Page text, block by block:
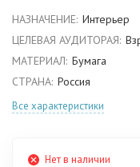
НАЗНАЧЕНИЕ: Интерьер
ЦЕЛЕВАЯ АУДИТОРАЯ:
МАТЕРИАЛ: Бумага
СТРАНА: Россия
Все характеристики
Нет в наличии